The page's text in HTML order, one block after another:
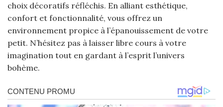
choix décoratifs réfléchis. En alliant esthétique,
confort et fonctionnalité, vous offrez un
environnement propice à l’épanouissement de votre
petit. N’hésitez pas à laisser libre cours à votre
imagination tout en gardant à l’esprit l’univers
bohème.